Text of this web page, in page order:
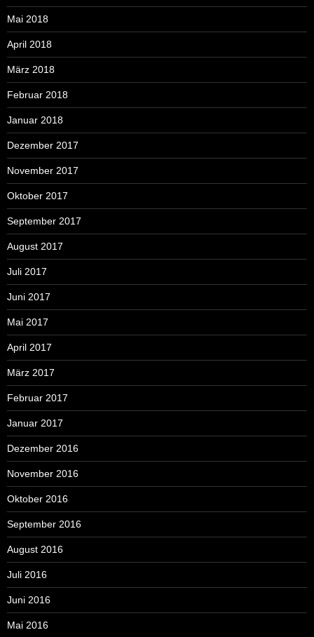
Mai 2018
April 2018
März 2018
Februar 2018
Januar 2018
Dezember 2017
November 2017
Oktober 2017
September 2017
August 2017
Juli 2017
Juni 2017
Mai 2017
April 2017
März 2017
Februar 2017
Januar 2017
Dezember 2016
November 2016
Oktober 2016
September 2016
August 2016
Juli 2016
Juni 2016
Mai 2016